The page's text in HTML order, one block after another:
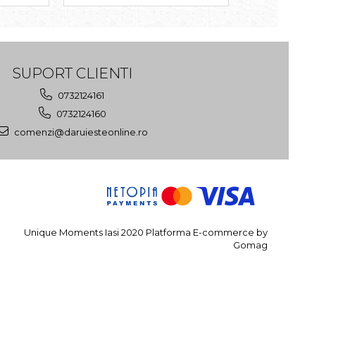
SUPORT CLIENTI
0732124161
0732124160
comenzi@daruiesteonline.ro
Unique Moments Iasi 2020 Platforma E-commerce by
Gomag